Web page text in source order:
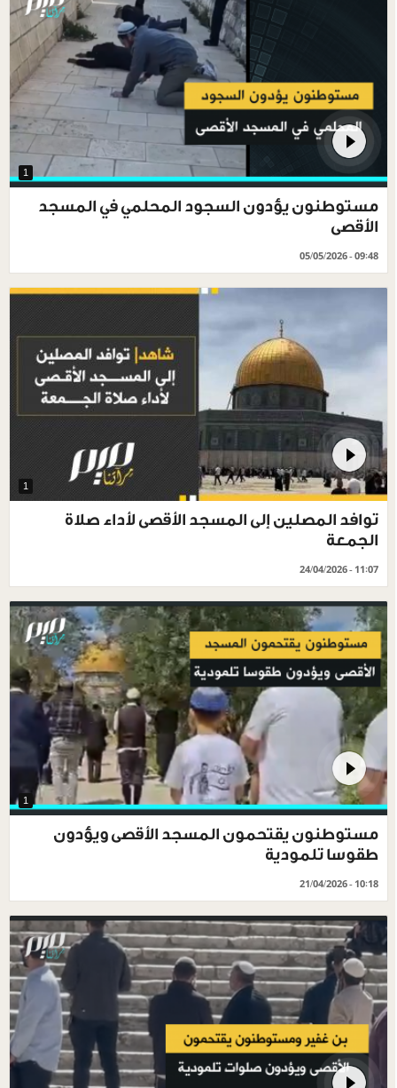
1
مستوطنون يؤدون السجود المحلمي في المسجد
الأقصى
05/05/2026 - 09:48
1
توافد المصلين إلى المسجد الأقصى لأداء صلاة
الجمعة
24/04/2026 - 11:07
1
مستوطنون يقتحمون المسجد الأقصى ويؤدون
طقوسا تلمودية
21/04/2026 - 10:18